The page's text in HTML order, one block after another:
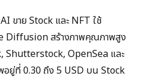
ขาย Stock และ NFT ใช้
Diffusion สร้างภาพคุณภาพสูง
Shutterstock, OpenSea และ
อยู่ที่ 0.30 ถึง 5 USD บน Stock